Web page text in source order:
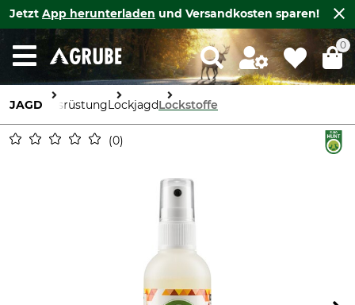
Jetzt App herunterladen und Versandkosten sparen!
0
JAGD AusrüstungLockjagdLockstoffe
0